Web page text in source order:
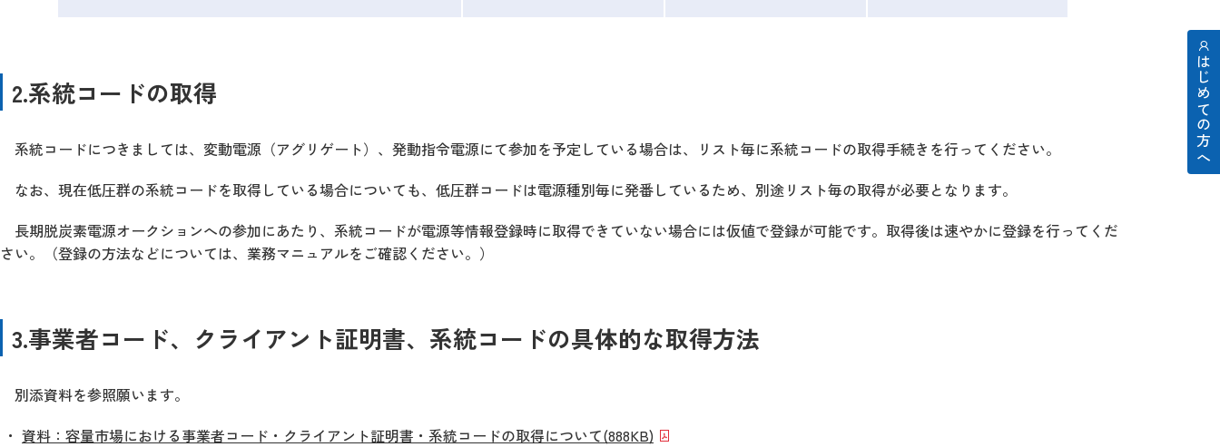
2.系統コードの取得
系統コードにつきましては、変動電源（アグリゲート）、発動指令電源にて参加を予定している場合は、リスト毎に系統コードの取得手続きを行ってください。
なお、現在低圧群の系統コードを取得している場合についても、低圧群コードは電源種別毎に発番しているため、別途リスト毎の取得が必要となります。
長期脱炭素電源オークションへの参加にあたり、系統コードが電源等情報登録時に取得できていない場合には仮値で登録が可能です。取得後は速やかに登録を行ってくだ
さい。（登録の方法などについては、業務マニュアルをご確認ください。）
3.事業者コード、クライアント証明書、系統コードの具体的な取得方法
別添資料を参照願います。
資料：容量市場における事業者コード・クライアント証明書・系統コードの取得について(888KB)
はじめての方へ